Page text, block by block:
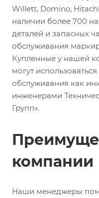
Willett, Domino,
наличии более 700
деталей и запасных
обслуживания
Купленные у нашей
могут
обслуживания как
инженерами
Групп».
компании
Наши менеджеры